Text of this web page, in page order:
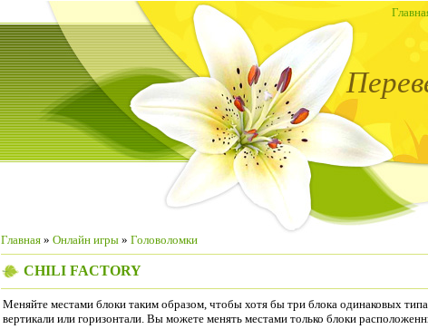
Главная » Онлайн игры » Головоломки
CHILI FACTORY
Меняйте местами блоки таким образом, чтобы хотя бы три блока одинаковых
вертикали или горизонтали. Вы можете менять местами только блоки